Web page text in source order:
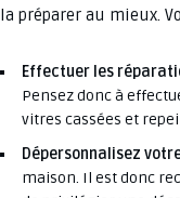
la préparer au mieux.
Effectuer les
Pensez donc à
vitres cassées et
Dépersonnalisez
maison. Il est donc